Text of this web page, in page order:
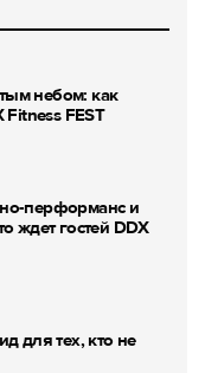
небом: как
FEST
перформанс и
ждет гостей DDX
для тех, кто не